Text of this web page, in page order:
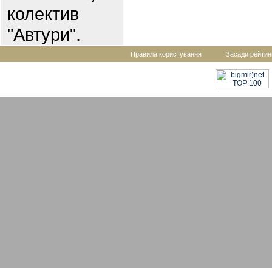
колектив
"Автури".
Правила користування Засади